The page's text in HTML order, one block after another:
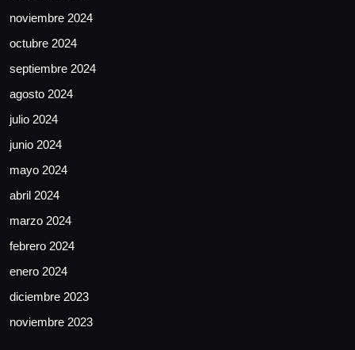
noviembre 2024
octubre 2024
septiembre 2024
agosto 2024
julio 2024
junio 2024
mayo 2024
abril 2024
marzo 2024
febrero 2024
enero 2024
diciembre 2023
noviembre 2023